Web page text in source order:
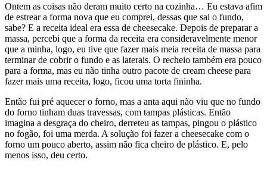
Ontem as coisas não deram muito certo na cozinha… Eu estava afim
de estrear a forma nova que eu comprei, dessas que sai o fundo,
sabe? E a receita ideal era essa de cheesecake. Depois de preparar a
massa, percebi que a forma da receita era consideravelmente menor
que a minha, logo, eu tive que fazer mais meia receita de massa para
terminar de cobrir o fundo e as laterais. O recheio também era pouco
para a forma, mas eu não tinha outro pacote de cream cheese para
fazer mais uma receita, logo, ficou uma torta fininha.
Então fui pré aquecer o forno, mas a anta aqui não viu que no fundo
do forno tinham duas travessas, com tampas plásticas. Então
imagina a desgraça do cheiro, derreteu as tampas, pingou o plástico
no fogão, foi uma merda. A solução foi fazer a cheesecake com o
forno um pouco aberto, assim não fica cheiro de plástico. E, pelo
menos isso, deu certo.